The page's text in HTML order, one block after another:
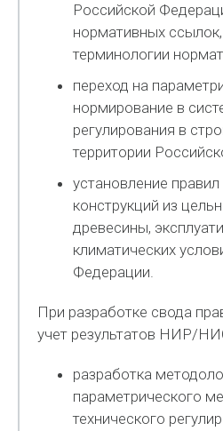
Российской
нормативных
терминологии
переход на
нормирование в
регулирования в
территории
установление
конструкций из
древесины,
климатических
Федерации.
При разработке свода
учет результатов НИР/
разработка
параметрического
технического